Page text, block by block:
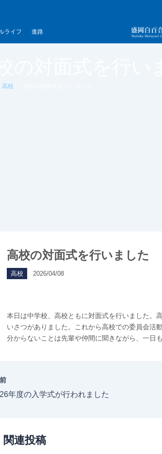
ライフ 進路
高校
高校の対面式を行いました
高校 2026/04/08
本日は中学校、高校ともに対面式を行いました。
いさつがありました。これから高校での委員会活
分からないことは先輩や仲間に聞きながら、一日
年度の入学式が行われました
関連投稿